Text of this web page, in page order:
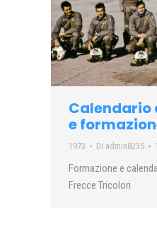
Calendario
e
1973 Di admin8235
Formazione e
Frecce Tricolori